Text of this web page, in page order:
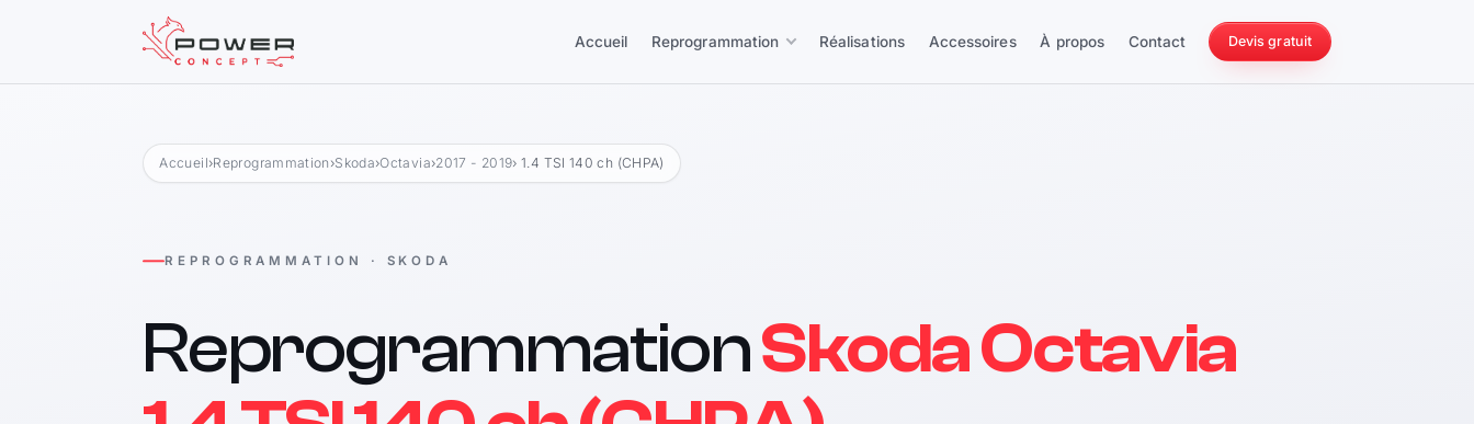
Accueil Reprogrammation Réalisations Accessoires À propos Contact Devis gratuit
228 Nm
Accueil›Reprogrammation ›Skoda›Octavia›2017 - 2019› 1.4 TSI 140 ch (CHPA)
REPROGRAMMATION · SKODA
ReprogrammationSkoda Octavia